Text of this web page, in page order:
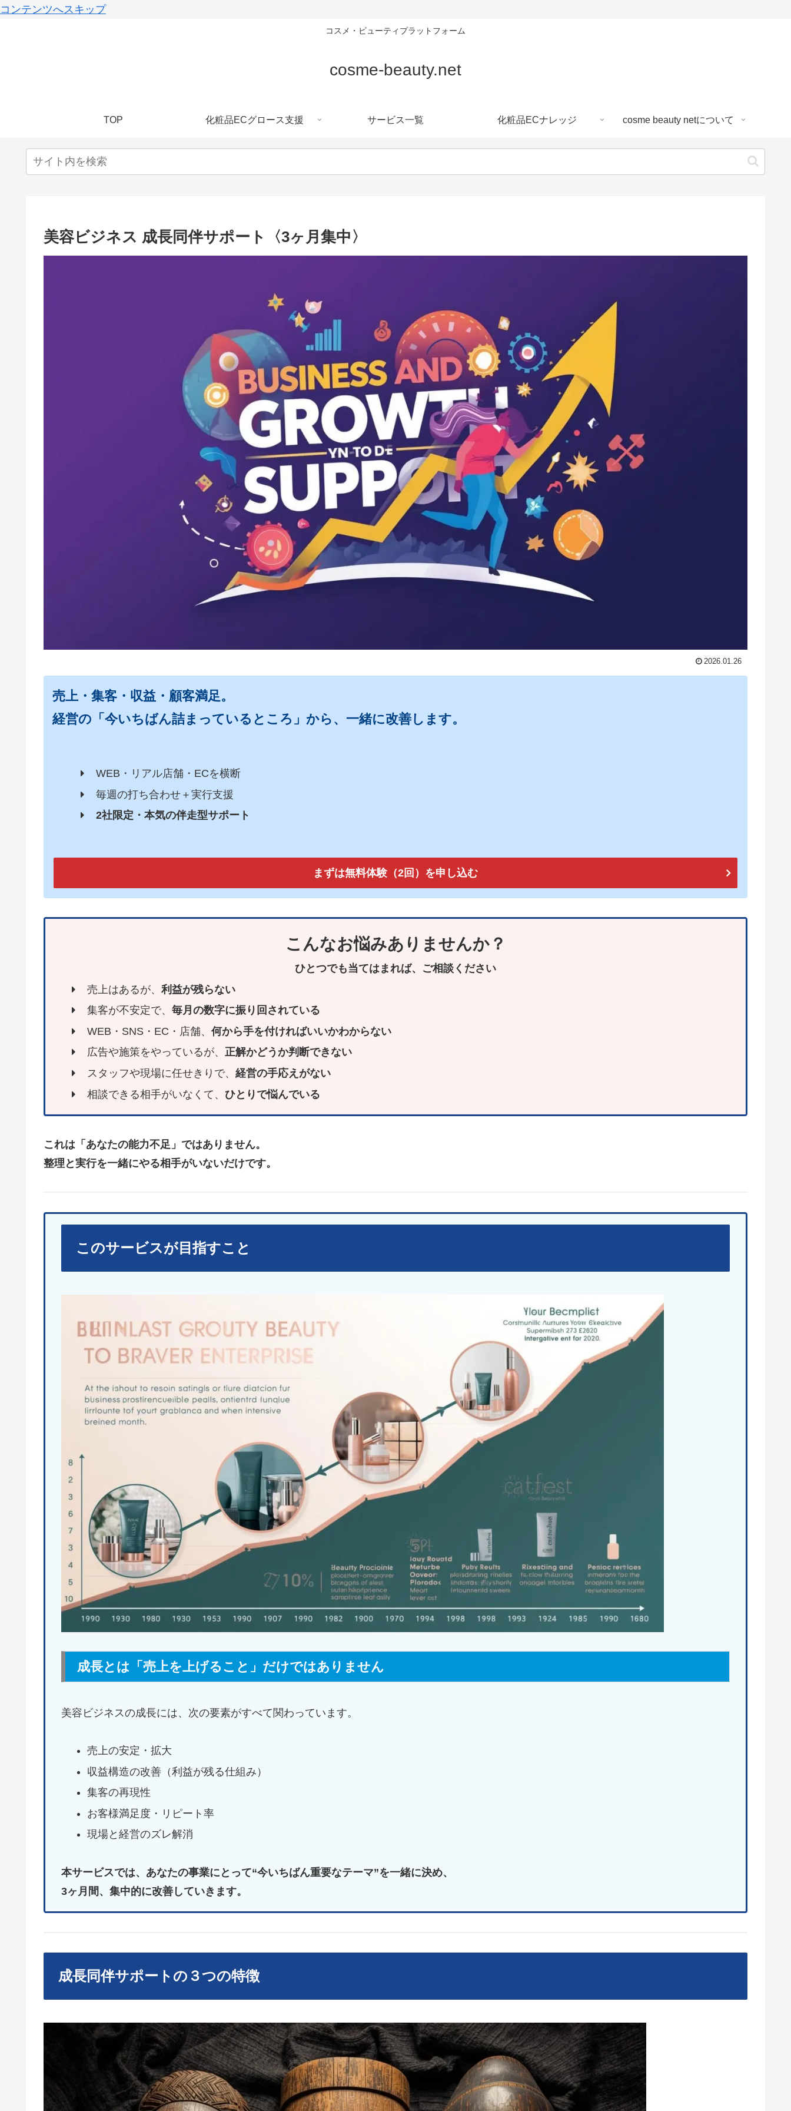
コンテンツへスキップ
コスメ・ビューティプラットフォーム
cosme-beauty.net
TOP 化粧品ECグロース支援 サービス一覧 化粧品ECナレッジ cosme beauty netについて
美容ビジネス 成長同伴サポート〈3ヶ月集中〉
2026.01.26
売上・集客・収益・顧客満足。
経営の「今いちばん詰まっているところ」から、一緒に改善します。
WEB・リアル店舗・ECを横断
毎週の打ち合わせ＋実行支援
2社限定・本気の伴走型サポート
まずは無料体験（2回）を申し込む
こんなお悩みありませんか？
ひとつでも当てはまれば、ご相談ください
売上はあるが、 利益が残らない
集客が不安定で、 毎月の数字に振り回されている
WEB・SNS・EC・店舗、 何から手を付ければいいかわからない
広告や施策をやっているが、 正解かどうか判断できない
スタッフや現場に任せきりで、 経営の手応えがない
相談できる相手がいなくて、 ひとりで悩んでいる
これは「あなたの能力不足」ではありません。
整理と実行を一緒にやる相手がいないだけです。
このサービスが目指すこと
成長とは「売上を上げること」だけではありません
美容ビジネスの成長には、次の要素がすべて関わっています。
売上の安定・拡大
収益構造の改善（利益が残る仕組み）
集客の再現性
お客様満足度・リピート率
現場と経営のズレ解消
本サービスでは、あなたの事業にとって“今いちばん重要なテーマ”を一緒に決め、
3ヶ月間、集中的に改善していきます。
成長同伴サポートの３つの特徴